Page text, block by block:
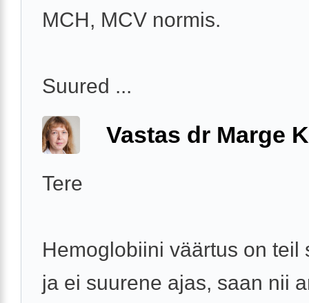
MCH, MCV normis.
Suured ...
Vastas dr Marge
Tere
Hemoglobiini väärtus on teil
ja ei suurene ajas, saan nii